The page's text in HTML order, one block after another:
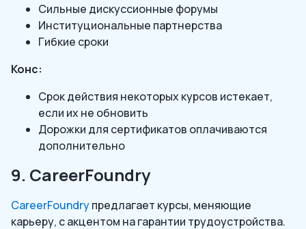
Сильные дискуссионные форумы
Институциональные партнерства
Гибкие сроки
Конс:
Срок действия некоторых курсов истекает,
если их не обновить
Дорожки для сертификатов оплачиваются
дополнительно
9. CareerFoundry
CareerFoundryпредлагает курсы, меняющие
карьеру, с акцентом на гарантии трудоустройства.